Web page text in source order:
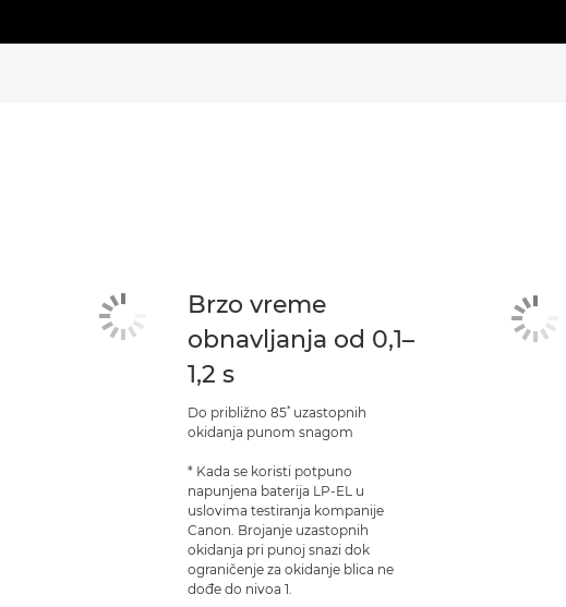
Brzo vreme
obnavljanja od 0,1–
1,2 s
Do približno 85* uzastopnih
okidanja punom snagom
* Kada se koristi potpuno
napunjena baterija LP-EL u
uslovima testiranja kompanije
Canon. Brojanje uzastopnih
okidanja pri punoj snazi dok
ograničenje za okidanje blica ne
dođe do nivoa 1.